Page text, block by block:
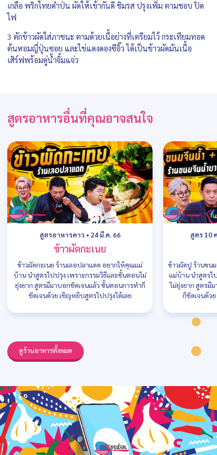
เกลือ พริกไทยดำป่น ผัดให้เข้ากันดี ชิมรส ปรุงเพิ่ม ตามชอบ ปิด
ไฟ
3 ตักข้าวผัดใส่ภาชนะ ตามด้วยเนื้อย่างที่เตรียมไว้ กระเทียมทอด
ต้นหอมญี่ปุ่นซอย และไข่แดงดองซีอิ๊ว ได้เป็นข้าวผัดมันเนื้อ
เสิร์ฟพร้อมคู่น้ำจิ้มแจ่ว
สูตรอาหารอื่นที่คุณอาจสนใจ
สูตรอาหารคาว • 24 มี.ค. 66
ข้าวผัดกะเนย
ข้าวผัดกะเนย ร้านเลอปลาแดด อยากให้คุณแม่
บ้าน นำสูตรไปปรุง เพราะกรรมวิธีและขั้นตอนไม่
ยุ่งยาก สูตรมีมาบอกชัดเจนแล้ว ขั้นตอนการทำก็
ชัดเจนด้วย เชิญหยิบสูตรไปปรุงได้เลย
สูตร 10
ข้าวผัดปู ร้านข
แม่บ้าน นำสูตรไ
ไม่ยุ่งยาก สูตรมี
ก็ชัดเจนด้ว
ดูร้านอาหารทั้งหมด